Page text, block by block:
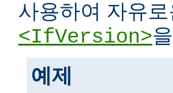
사용하여 자유
<IfVersion>
예제